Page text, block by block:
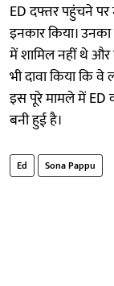
ED दफ्तर पहुंचने पर
इनकार किया।
में शामिल नहीं थे और
भी दावा किया कि
इस पूरे मामले में
बनी हुई है।
Ed Sona Pappu